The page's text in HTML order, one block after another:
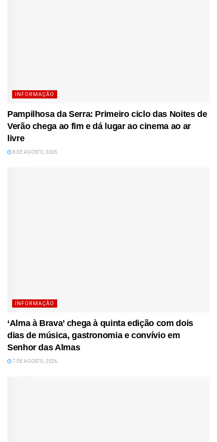
INFORMAÇÃO
Pampilhosa da Serra: Primeiro ciclo das Noites de
Verão chega ao fim e dá lugar ao cinema ao ar
livre
8 DE AGOSTO, 2026
INFORMAÇÃO
‘Alma à Brava’ chega à quinta edição com dois
dias de música, gastronomia e convívio em
Senhor das Almas
7 DE AGOSTO, 2026